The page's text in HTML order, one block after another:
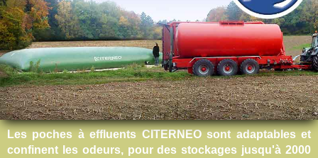
Les poches à effluents CITERNEO sont adaptables et
confinent les odeurs, pour des stockages jusqu'à 2000